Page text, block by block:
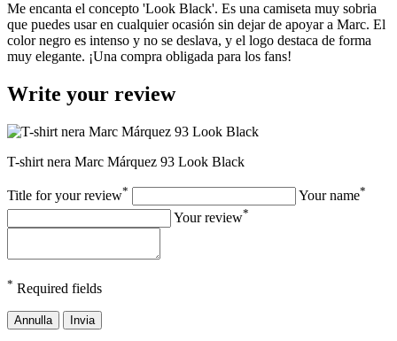
Me encanta el concepto 'Look Black'. Es una camiseta muy sobria
que puedes usar en cualquier ocasión sin dejar de apoyar a Marc. El
color negro es intenso y no se deslava, y el logo destaca de forma
muy elegante. ¡Una compra obligada para los fans!
Write your review
T-shirt nera Marc Márquez 93 Look Black
Title for your review* Your name*
Your review*
* Required fields
Annulla Invia